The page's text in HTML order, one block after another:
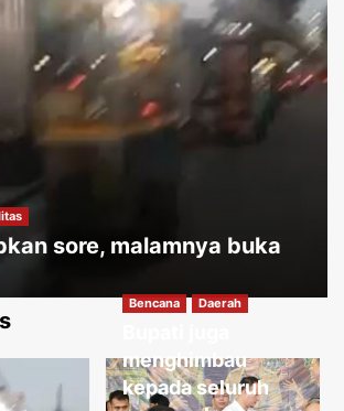
sore, malamnya buka
0Bencana Daerah
menghimbau
kepada seluruh
tradisional memiliki nilai
yang sangat tinggi.